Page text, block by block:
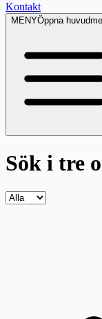
Kontakt
MENYÖppna
Sök i tre